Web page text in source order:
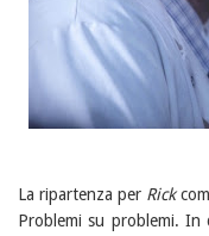
La ripartenza per Rick
Problemi su problemi. In